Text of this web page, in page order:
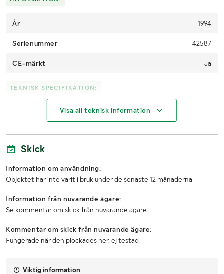
År 1994
Serienummer 42587
CE-märkt Ja
TEKNISK SPECIFIKATION:
Max lyftkapacitet (kg)Visa all teknisk information
Skick
Information om användning:
Objektet har inte varit i bruk under de senaste 12 månaderna
Information från nuvarande ägare:
Se kommentar om skick från nuvarande ägare
Kommentar om skick från nuvarande ägare:
Fungerade när den plockades ner, ej testad
Viktig information